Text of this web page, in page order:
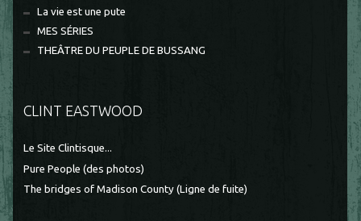
La vie est une pute
MES SÉRIES
THEÂTRE DU PEUPLE DE BUSSANG
CLINT EASTWOOD
Le Site Clintisque...
Pure People (des photos)
The bridges of Madison County (Ligne de fuite)